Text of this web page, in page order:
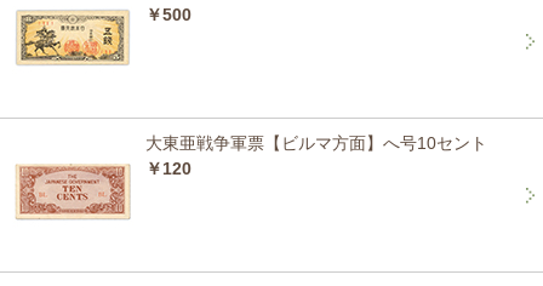
￥500
大東亜戦争軍票【ビルマ方面】へ号10セント
￥120